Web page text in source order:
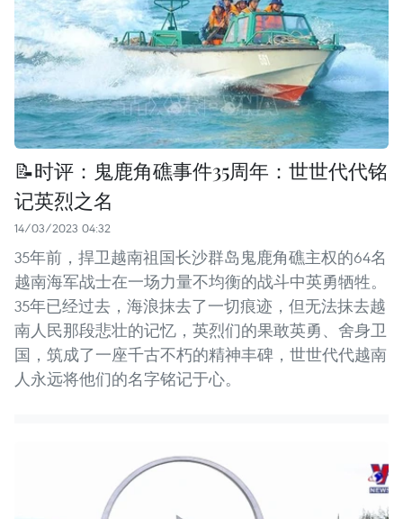
📝时评：鬼鹿角礁事件35周年：世世代代铭
记英烈之名
14/03/2023 04:32
35年前，捍卫越南祖国长沙群岛鬼鹿角礁主权的64名
越南海军战士在一场力量不均衡的战斗中英勇牺牲。
35年已经过去，海浪抹去了一切痕迹，但无法抹去越
南人民那段悲壮的记忆，英烈们的果敢英勇、舍身卫
国，筑成了一座千古不朽的精神丰碑，世世代代越南
人永远将他们的名字铭记于心。